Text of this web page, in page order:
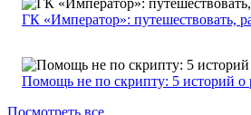
ГК «Император»: путешествовать,
Помощь не по скрипту: 5 историй о